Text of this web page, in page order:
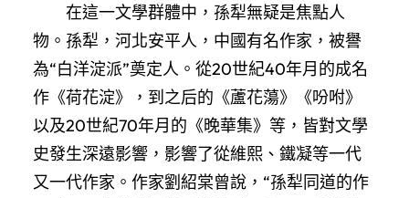
在這一文學群體中，孫犁無疑是焦點人
物。孫犁，河北安平人，中國有名作家，被譽
為“白洋淀派”奠定人。從20世紀40年月的成名
作《荷花淀》，到之后的《蘆花蕩》《吩咐》
以及20世紀70年月的《晚華集》等，皆對文學
史發生深遠影響，影響了從維熙、鐵凝等一代
又一代作家。作家劉紹棠曾說，“孫犁同道的作